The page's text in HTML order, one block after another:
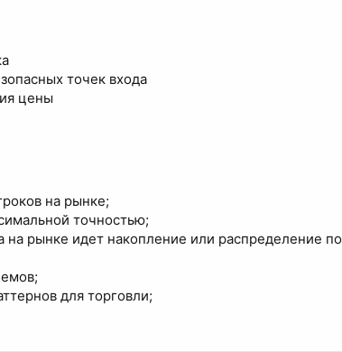
точек входа
цены
на рынке;
точностью;
рынке идет накопление или распределение
для торговли;